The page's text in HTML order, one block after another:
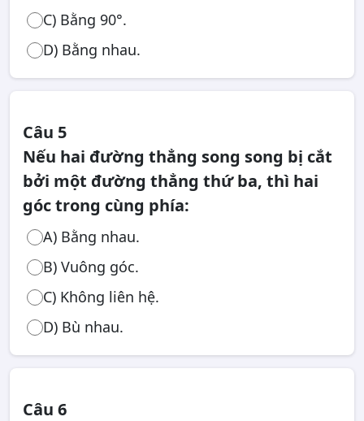
C) Bằng 90°.
D) Bằng nhau.
Câu 5
Nếu hai đường thẳng song song bị cắt
bởi một đường thẳng thứ ba, thì hai
góc trong cùng phía:
A) Bằng nhau.
B) Vuông góc.
C) Không liên hệ.
D) Bù nhau.
Câu 6